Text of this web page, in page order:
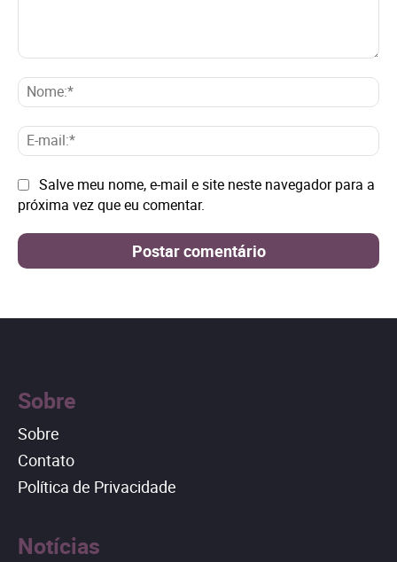
E-
Site: Salve meu nome, e-mail e site neste navegador para a
próxima vez que eu comentar.
Sobre
Sobre
Contato
Política de Privacidade
Notícias